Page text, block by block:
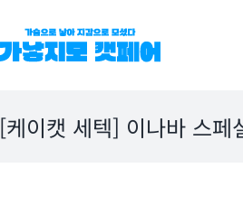
[케이캣 세텍] 이나바 스페